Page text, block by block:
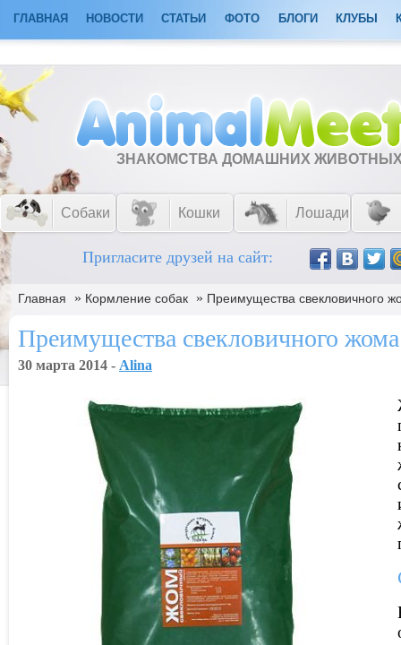
ГЛАВНАЯ НОВОСТИ СТАТЬИ ФОТО БЛОГИ КЛУБЫ
ЗНАКОМСТВА ДОМАШНИХ
Собаки Кошки Лошади
Пригласите друзей на сайт:
Главная » Кормление собак » Преимущества свекловичного
Преимущества свекловичного
30 марта 2014 - Alina